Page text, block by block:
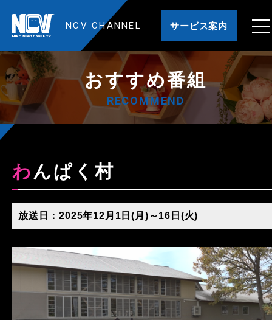
NCV CHANNEL サービス案内
おすすめ番組
RECOMMEND
わんぱく村
放送日：2025年12月1日(月)～16日(火)